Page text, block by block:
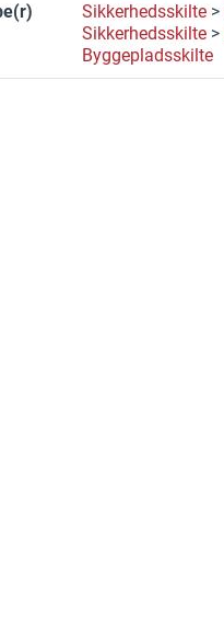
Sikkerhedsskilte >
Sikkerhedsskilte >
Byggepladsskilte